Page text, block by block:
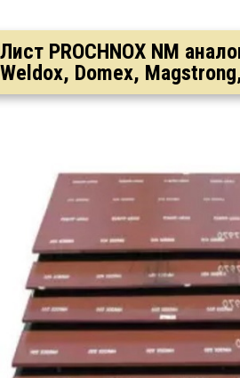
Лист PROCHNOX NM
Weldox, Domex,